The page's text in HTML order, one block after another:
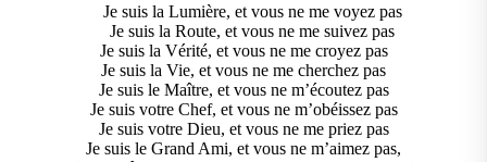
Je suis la Lumière, et vous ne me voyez pas
Je suis la Route, et vous ne me suivez pas
Je suis la Vérité, et vous ne me croyez pas
Je suis la Vie, et vous ne me cherchez pas
Je suis le Maître, et vous ne m’écoutez pas
Je suis votre Chef, et vous ne m’obéissez pas
Je suis votre Dieu, et vous ne me priez pas
Je suis le Grand Ami, et vous ne m’aimez pas,